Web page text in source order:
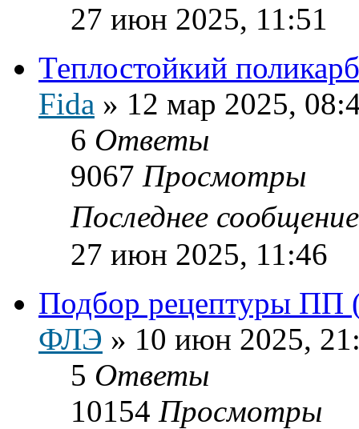
27 июн 2025, 11:51
Теплостойкий
Fida » 12 мар 2025,
6 Ответы
9067 Просмотры
Последнее
27 июн 2025, 11:46
Подбор рецептуры ПП
ФЛЭ » 10 июн 2025,
5 Ответы
10154 Просмотры